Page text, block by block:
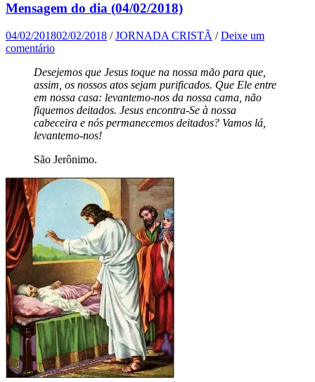
Mensagem do dia (04/02/2018)
04/02/201802/02/2018 /JORNADA CRISTÃ /Deixe um
comentário
Desejemos que Jesus toque na nossa mão para que,
assim, os nossos atos sejam purificados. Que Ele entre
em nossa casa: levantemo-nos da nossa cama, não
fiquemos deitados. Jesus encontra-Se à nossa
cabeceira e nós permanecemos deitados? Vamos lá,
levantemo-nos!
São Jerônimo.